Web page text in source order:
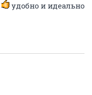
удобно и идеально